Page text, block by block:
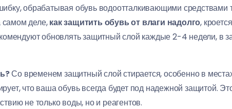
обрабатывая обувь водоотталкивающими средствами
самом деле,как защитить обувь от влаги надолго,
обновлять защитный слой каждые 2-4 недели, в
Со временем защитный слой стирается, особенно в
что ваша обувь всегда будет под надежной защитой.
не только воды, но и реагентов.